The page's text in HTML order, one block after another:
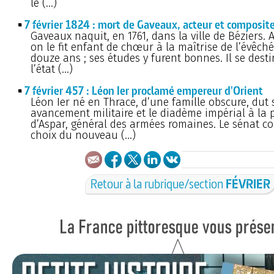
le (…)
7 février 1824 : mort de Gaveaux, acteur et
Gaveaux naquit, en 1761, dans la ville de Béziers.
on le fit enfant de chœur à la maîtrise de
douze ans ; ses études y furent bonnes. Il se
l’état (…)
7 février 457 : Léon Ier proclamé empereur d'Orient
Léon Ier né en Thrace, d’une famille obscure, dut
avancement militaire et le diadème impérial à la
d’Aspar, général des armées romaines. Le sénat
choix du nouveau (…)
Retour à la rubrique/section FÉVRIER